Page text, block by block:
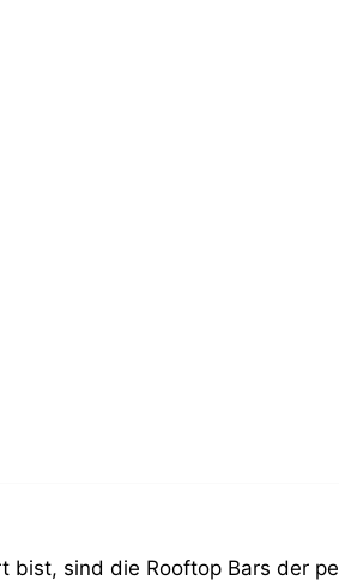
sind die Rooftop Bars der